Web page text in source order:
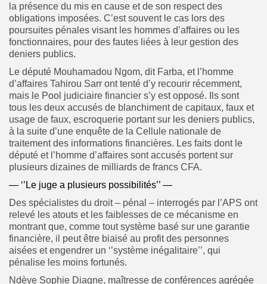
la présence du mis en cause et de son respect des
obligations imposées. C’est souvent le cas lors des
poursuites pénales visant les hommes d’affaires ou les
fonctionnaires, pour des fautes liées à leur gestion des
deniers publics.
Le député Mouhamadou Ngom, dit Farba, et l’homme
d’affaires Tahirou Sarr ont tenté d’y recourir récemment,
mais le Pool judiciaire financier s’y est opposé. Ils sont
tous les deux accusés de blanchiment de capitaux, faux et
usage de faux, escroquerie portant sur les deniers publics,
à la suite d’une enquête de la Cellule nationale de
traitement des informations financières. Les faits dont le
député et l’homme d’affaires sont accusés portent sur
plusieurs dizaines de milliards de francs CFA.
— ‘’Le juge a plusieurs possibilités’’ —
Des spécialistes du droit – pénal – interrogés par l’APS ont
relevé les atouts et les faiblesses de ce mécanisme en
montrant que, comme tout système basé sur une garantie
financière, il peut être biaisé au profit des personnes
aisées et engendrer un ‘’système inégalitaire’’, qui
pénalise les moins fortunés.
Ndèye Sophie Diagne, maîtresse de conférences agrégée